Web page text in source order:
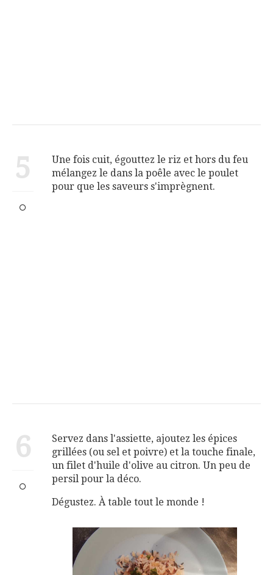
5
Une fois cuit, égouttez le riz et hors du feu
mélangez le dans la poêle avec le poulet
pour que les saveurs s'imprègnent.
6
Servez dans l'assiette, ajoutez les épices
grillées (ou sel et poivre) et la touche finale,
un filet d'huile d'olive au citron. Un peu de
persil pour la déco.
Dégustez. À table tout le monde !